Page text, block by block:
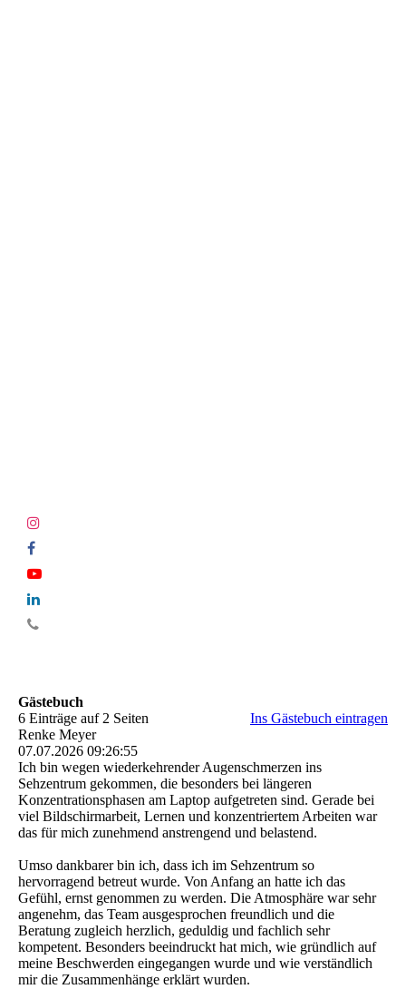
Gästebuch
6 Einträge auf 2 Seiten
Ins Gästebuch eintragen
Renke Meyer
07.07.2026 09:26:55
Ich bin wegen wiederkehrender Augenschmerzen ins
Sehzentrum gekommen, die besonders bei längeren
Konzentrationsphasen am Laptop aufgetreten sind. Gerade bei
viel Bildschirmarbeit, Lernen und konzentriertem Arbeiten war
das für mich zunehmend anstrengend und belastend.
Umso dankbarer bin ich, dass ich im Sehzentrum so
hervorragend betreut wurde. Von Anfang an hatte ich das
Gefühl, ernst genommen zu werden. Die Atmosphäre war sehr
angenehm, das Team ausgesprochen freundlich und die
Beratung zugleich herzlich, geduldig und fachlich sehr
kompetent. Besonders beeindruckt hat mich, wie gründlich auf
meine Beschwerden eingegangen wurde und wie verständlich
mir die Zusammenhänge erklärt wurden.